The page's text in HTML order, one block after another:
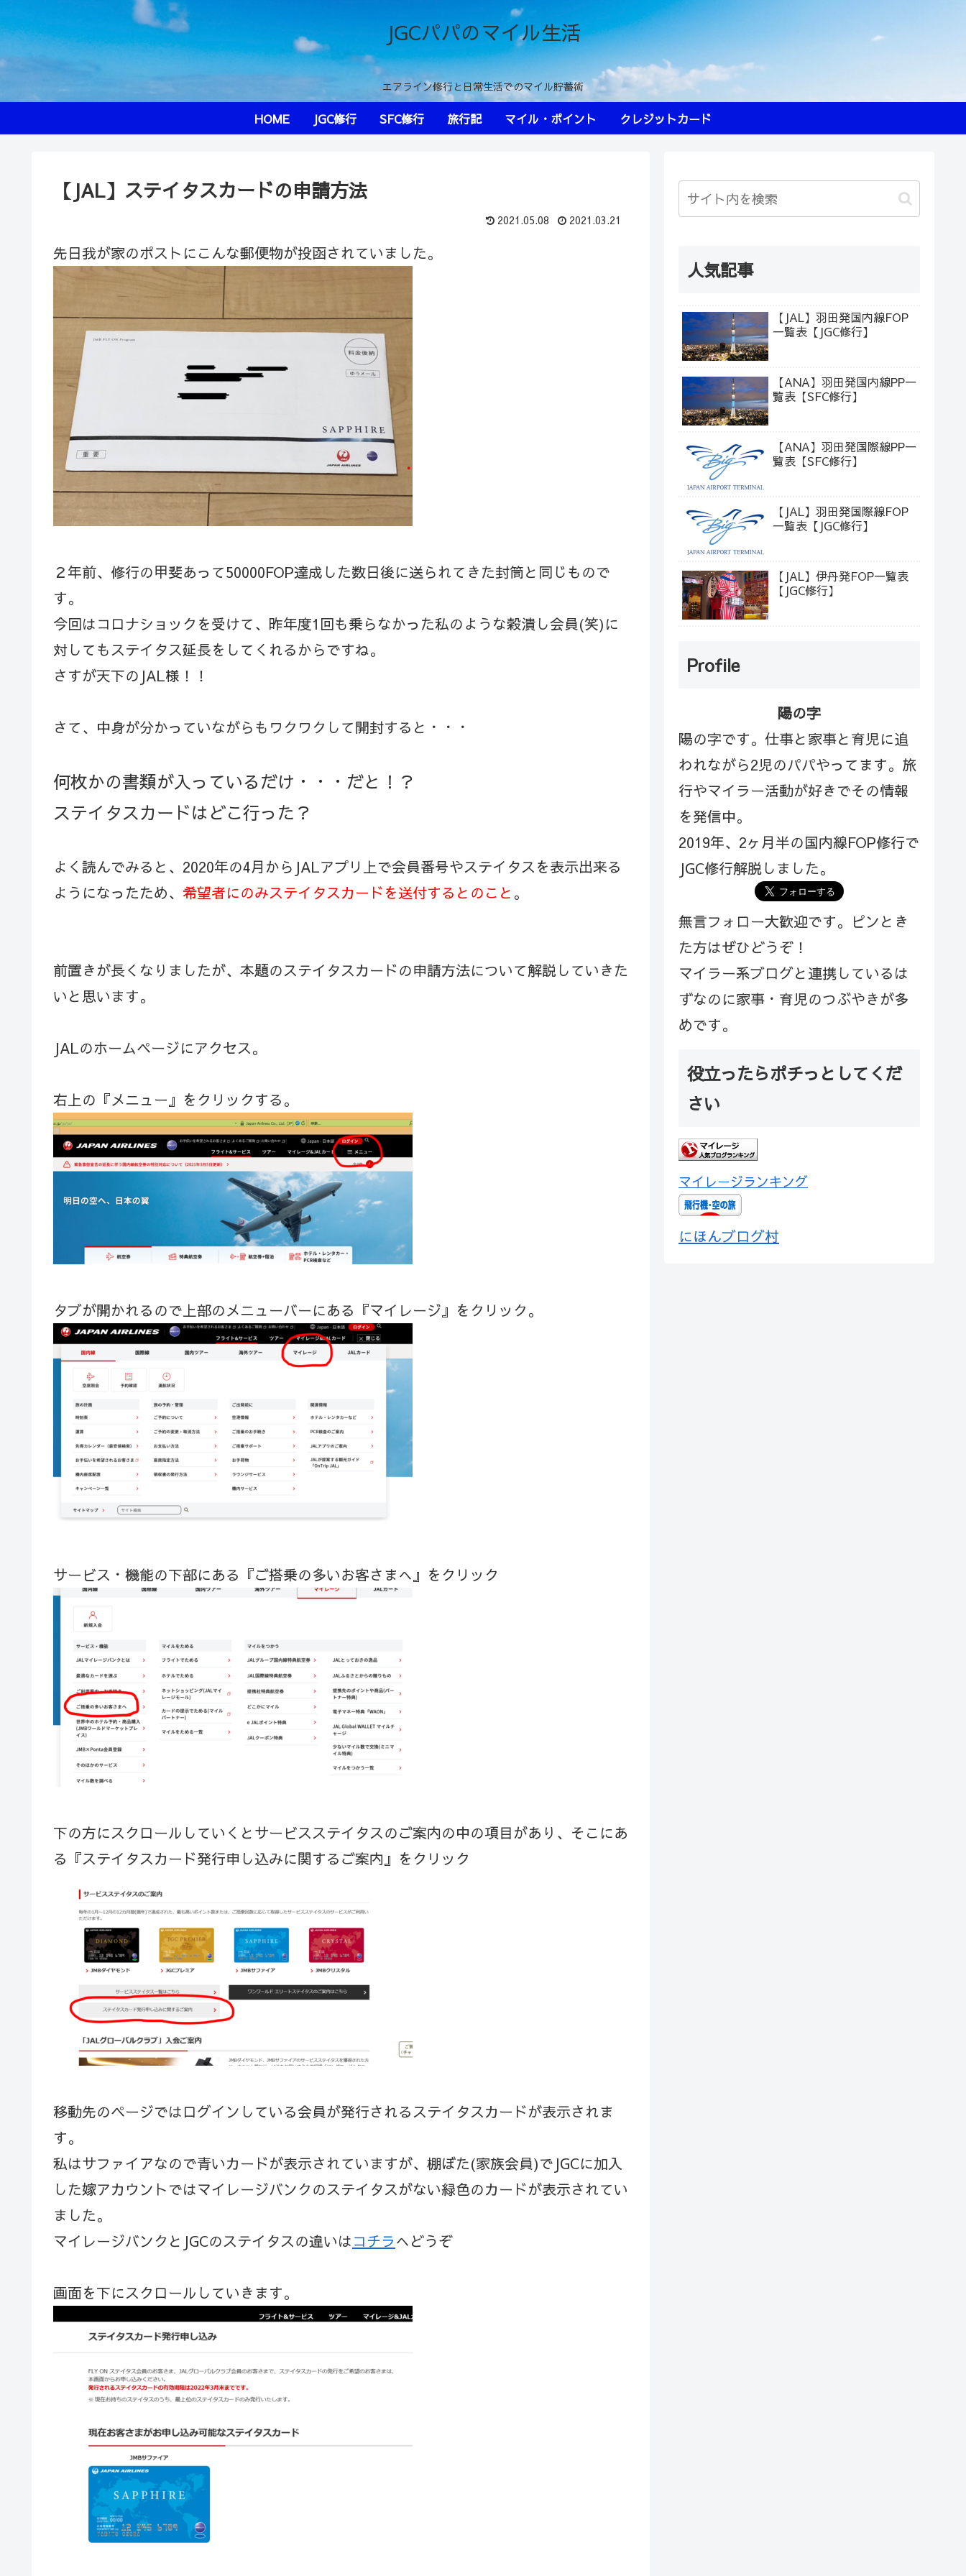
JGCパパのマイル生活
エアライン修行と日常生活でのマイル貯蓄術
HOME JGC修行 SFC修行 旅行記 マイル・ポイント クレジットカード
【JAL】ステイタスカードの申請方法
2021.05.08 2021.03.21
先日我が家のポストにこんな郵便物が投函されていました。
２年前、修行の甲斐あって50000FOP達成した数日後に送られてきた封筒と同じもので
す。
今回はコロナショックを受けて、昨年度1回も乗らなかった私のような穀潰し会員(笑)に
対してもステイタス延長をしてくれるからですね。
さすが天下のJAL様！！
さて、中身が分かっていながらもワクワクして開封すると・・・
何枚かの書類が入っているだけ・・・だと！？
ステイタスカードはどこ行った？
よく読んでみると、2020年の4月からJALアプリ上で会員番号やステイタスを表示出来る
ようになったため、 希望者にのみステイタスカードを送付するとのこと 。
前置きが長くなりましたが、本題のステイタスカードの申請方法について解説していきた
いと思います。
JALのホームページにアクセス。
右上の『メニュー』をクリックする。
タブが開かれるので上部のメニューバーにある『マイレージ』をクリック。
サービス・機能の下部にある『ご搭乗の多いお客さまへ』をクリック
下の方にスクロールしていくとサービスステイタスのご案内の中の項目があり、そこにあ
る『ステイタスカード発行申し込みに関するご案内』をクリック
移動先のページではログインしている会員が発行されるステイタスカードが表示されま
す。
私はサファイアなので青いカードが表示されていますが、棚ぼた(家族会員)でJGCに加入
した嫁アカウントではマイレージバンクのステイタスがない緑色のカードが表示されてい
ました。
マイレージバンクとJGCのステイタスの違いはコチラへどうぞ
画面を下にスクロールしていきます。
人気記事
【JAL】羽田発国内線FOP
一覧表【JGC修行】
【ANA】羽田発国内線PP一
覧表【SFC修行】
【ANA】羽田発国際線PP一
覧表【SFC修行】
【JAL】羽田発国際線FOP
一覧表【JGC修行】
【JAL】伊丹発FOP一覧表
【JGC修行】
Profile
陽の字
陽の字です。仕事と家事と育児に追
われながら2児のパパやってます。旅
行やマイラー活動が好きでその情報
を発信中。
2019年、2ヶ月半の国内線FOP修行で
JGC修行解脱しました。
無言フォロー大歓迎です。ピンとき
た方はぜひどうぞ！
マイラー系ブログと連携しているは
ずなのに家事・育児のつぶやきが多
めです。
役立ったらポチっとしてくだ
さい
マイレージランキング
にほんブログ村